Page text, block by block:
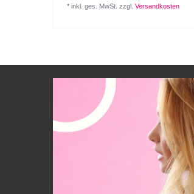
*inkl. ges. MwSt. zzgl.Versandkosten